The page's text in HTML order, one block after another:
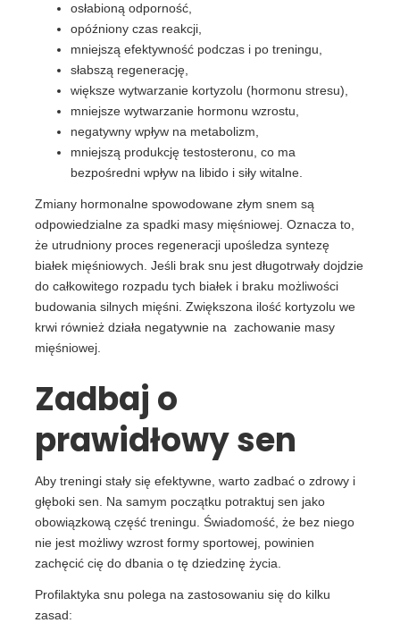
osłabioną odporność,
opóźniony czas reakcji,
mniejszą efektywność podczas i po treningu,
słabszą regenerację,
większe wytwarzanie kortyzolu (hormonu stresu),
mniejsze wytwarzanie hormonu wzrostu,
negatywny wpływ na metabolizm,
mniejszą produkcję testosteronu, co ma
bezpośredni wpływ na libido i siły witalne.
Zmiany hormonalne spowodowane złym snem są
odpowiedzialne za spadki masy mięśniowej. Oznacza to,
że utrudniony proces regeneracji upośledza syntezę
białek mięśniowych. Jeśli brak snu jest długotrwały dojdzie
do całkowitego rozpadu tych białek i braku możliwości
budowania silnych mięśni. Zwiększona ilość kortyzolu we
krwi również działa negatywnie na zachowanie masy
mięśniowej.
Zadbaj o
prawidłowy sen
Aby treningi stały się efektywne, warto zadbać o zdrowy i
głęboki sen. Na samym początku potraktuj sen jako
obowiązkową część treningu. Świadomość, że bez niego
nie jest możliwy wzrost formy sportowej, powinien
zachęcić cię do dbania o tę dziedzinę życia.
Profilaktyka snu polega na zastosowaniu się do kilku
zasad: